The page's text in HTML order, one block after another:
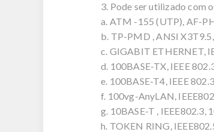
3. Pode ser utilizado com
a. ATM -155 (UTP), AF-
b. TP-PMD , ANSI
c. GIGABIT ETHERNET,
d. 100BASE-TX, IEEE
e. 100BASE-T4, IEEE
f. 100vg-AnyLAN,
g. 10BASE-T , IEEE802.3,
h. TOKEN RING,